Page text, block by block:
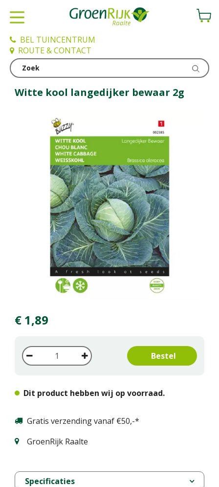
Kweken en zaden
BEL TUINCENTRUM
ROUTE & CONTACT
Witte kool langedijker bewaar 2g
€ 1,89
Dit product hebben wij op voorraad.
Gratis verzending vanaf €50,-*
GroenRijk Raalte
Specificaties